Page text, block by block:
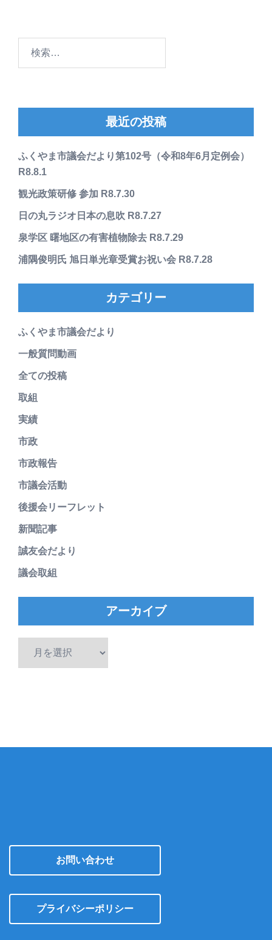
最近の投稿
ふくやま市議会だより第102号（令和8年6月定例会）
R8.8.1
観光政策研修 参加 R8.7.30
日の丸ラジオ日本の息吹 R8.7.27
泉学区 曙地区の有害植物除去 R8.7.29
浦隅俊明氏 旭日単光章受賞お祝い会 R8.7.28
カテゴリー
ふくやま市議会だより
一般質問動画
全ての投稿
取組
実績
市政
市政報告
市議会活動
後援会リーフレット
新聞記事
誠友会だより
議会取組
アーカイブ
お問い合わせ
プライバシーポリシー